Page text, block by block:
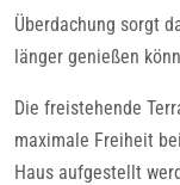
Überdachung sorgt
länger genießen
Die freistehende
maximale Freiheit
Haus aufgestellt